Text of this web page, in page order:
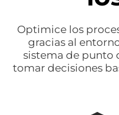
Optimice los
gracias al
sistema de punto
tomar decisiones